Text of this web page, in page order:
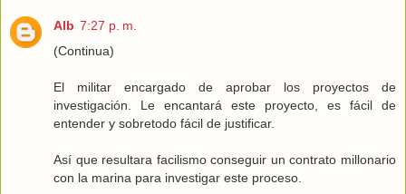
Alb 7:27 p. m.
(Continua)
El militar encargado de aprobar los proyectos de
investigación. Le encantará este proyecto, es fácil de
entender y sobretodo fácil de justificar.
Así que resultara facilismo conseguir un contrato millonario
con la marina para investigar este proceso.